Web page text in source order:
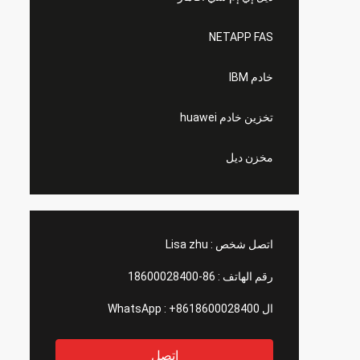
NETAPP FAS
خادم IBM
تخزين خادم huawei
مخزن ديل
اتصل شخص : Lisa zhu
رقم الهاتف : 86-18600028400
ال WhatsApp : +8618600028400
اتصل